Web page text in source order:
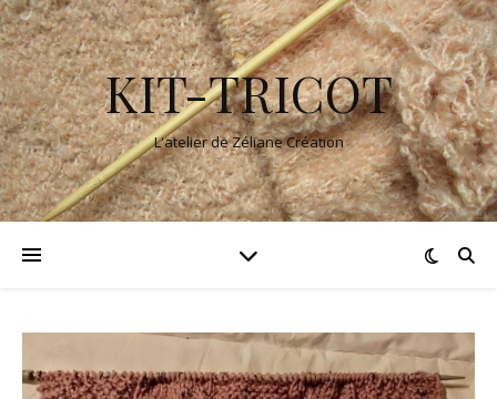
KIT-TRICOT
L'atelier de Zéliane Création